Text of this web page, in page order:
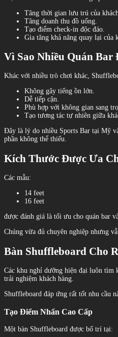
Tăng thời gian lưu trú của khách.
Tăng doanh thu đồ uống.
Tạo điểm check-in độc đáo.
Gia tăng khả năng quay lại của
Vì Sao Nhiều Quán
Khác với nhiều trò chơi khác,
Không gây tiếng ồn lớn.
Dễ tiếp cận.
Phù hợp với không gian sang
Tạo tương tác tự nhiên giữa
Đây là lý do nhiều Sports Bar tại Mỹ
phần không thể thiếu.
Kích Thước Được Ưa
Các mẫu:
14 feet
16 feet
được đánh giá là tối ưu cho quán bar
Chúng vừa đủ chuyên nghiệp nhưng
Bàn Shuffleboard Cho
Các khu nghỉ dưỡng hiện đại luôn tìm
trải nghiệm khách hàng.
Shuffleboard đáp ứng rất tốt nhu cầu
Tạo Điểm Nhấn Cao Cấp
Một bàn Shuffleboard được bố trí tại: